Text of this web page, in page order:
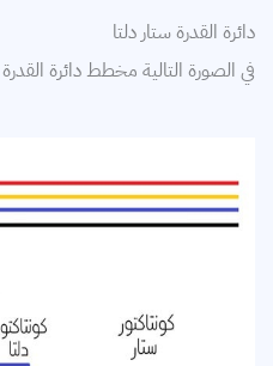
دائرة القدرة ستار دلتا
في الصورة التالية مخطط دائرة